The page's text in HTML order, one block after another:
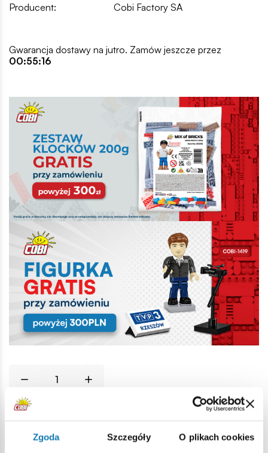
Zgoda Szczegóły O plikach cookies
Producent:
Cobi Factory SA
Gwarancja dostawy na jutro. Zamów jeszcze przez
00:55:15
Historia cen